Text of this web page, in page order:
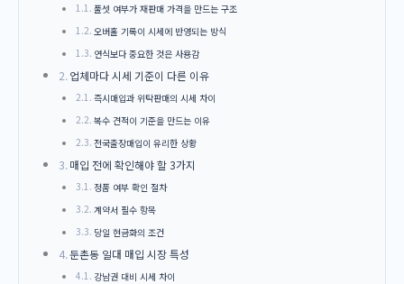
풀셋 여부가 재판매 가격을 만드는 구조
오버홀 기록이 시세에 반영되는 방식
연식보다 중요한 것은 사용감
업체마다 시세 기준이 다른 이유
즉시매입과 위탁판매의 시세 차이
복수 견적이 기준을 만드는 이유
전국출장매입이 유리한 상황
매입 전에 확인해야 할 3가지
정품 여부 확인 절차
계약서 필수 항목
당일 현금화의 조건
둔촌동 일대 매입 시장 특성
강남권 대비 시세 차이